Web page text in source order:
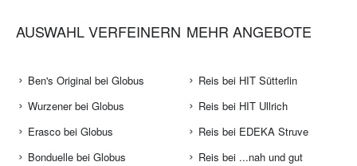
AUSWAHL VERFEINERN
Ben's Original bei Globus
Wurzener bei Globus
Erasco bei Globus
Bonduelle bei Globus
MEHR ANGEBOTE
Reis bei HIT Sütterlin
Reis bei HIT Ullrich
Reis bei EDEKA Struve
Reis bei ...nah und gut